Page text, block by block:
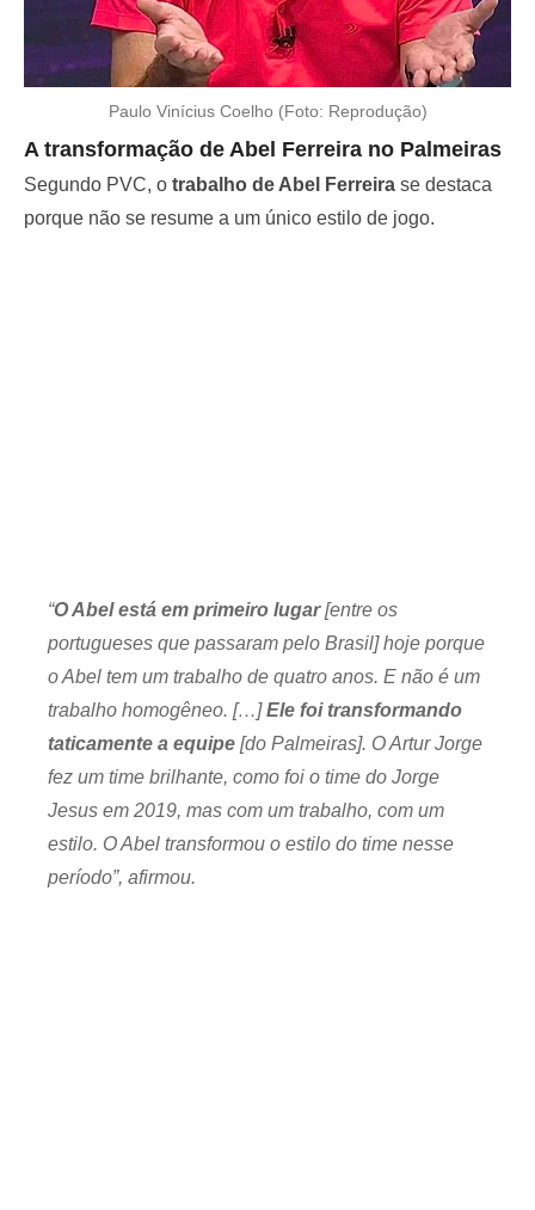
Paulo Vinícius Coelho (Foto: Reprodução)
A transformação de Abel Ferreira no Palmeiras
Segundo PVC, o trabalho de Abel Ferreira se destaca
porque não se resume a um único estilo de jogo.
“O Abel está em primeiro lugar[entre os
portugueses que passaram pelo Brasil] hoje porque
o Abel tem um trabalho de quatro anos. E não é um
trabalho homogêneo. […]Ele foi transformando
taticamente a equipe [do Palmeiras]. O Artur Jorge
fez um time brilhante, como foi o time do Jorge
Jesus em 2019, mas com um trabalho, com um
estilo. O Abel transformou o estilo do time nesse
período”, afirmou.